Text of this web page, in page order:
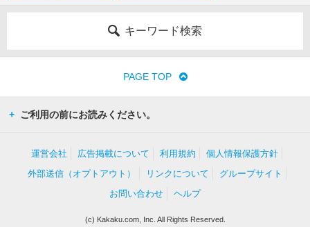
キーワード検索
PAGE TOP
ご利用の前にお読みください。
運営会社 広告掲載について 利用規約
個人情報保護方針
外部送信（オプトアウト）
リンクについて
グループサイト
お問い合わせ
ヘルプ
(c) Kakaku.com, Inc. All Rights Reserved.